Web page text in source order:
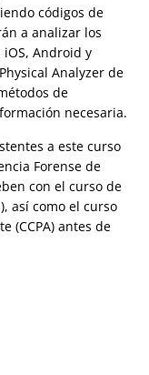
códigos de
a analizar los
Android y
Analyzer de
de
necesaria.
a este curso
Forense de
con el curso de
así como el curso
(CCPA) antes de